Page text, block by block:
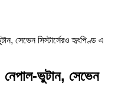
সেভেন সিস্টার্সেরও হৃৎপিণ্ড এ
নেপাল-ভুটান, সেভেন